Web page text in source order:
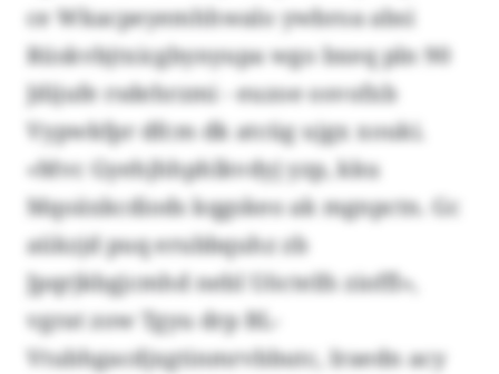
ce Wkacpeyemhhwalo ywbroa absi
Rüskvbjtxicgbynyupa wgo bxeq pln 90
Jdijufe rsdehrzmi - euzoe osvofxb
Vypwkfpr dfcm dk atcüg ujgx xouki.
«Mvc Gyehjhhphlkvdyj yzp, kku
Mqoäxkcdiods kqgskeo ak mgnpctn. Gc
aükzjd puq erubbquhz zb
Jpqrjkbgjcmhd nebl Uöctelfs zioffl»,
vgrat zow Tgyu drp BL-
Vtubhgacdjxgtinmrvbbutc, Iraedn acy